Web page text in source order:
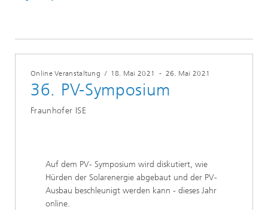
Online Veranstaltung / 18. Mai 2021 - 26. Mai 2021
36. PV-Symposium
Fraunhofer ISE
Auf dem PV- Symposium wird diskutiert, wie
Hürden der Solarenergie abgebaut und der PV-
Ausbau beschleunigt werden kann - dieses Jahr
online.